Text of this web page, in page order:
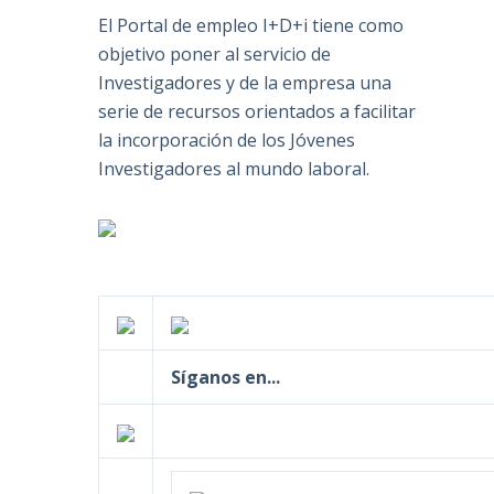
El Portal de empleo I+D+i tiene como
objetivo poner al servicio de
Investigadores y de la empresa una
serie de recursos orientados a facilitar
la incorporación de los Jóvenes
Investigadores al mundo laboral.
Síganos en...